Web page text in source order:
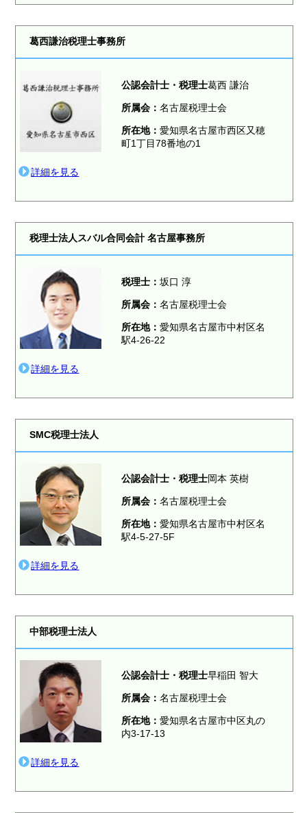
葛西謙治税理士事務所
詳細を見る
公認会計士・税理士葛西 謙治
所属会：名古屋税理士会
所在地：愛知県名古屋市西区又穂
町1丁目78番地の1
税理士法人スバル合同会計 名古屋事務所
詳細を見る
税理士 ：坂口 淳
所属会：名古屋税理士会
所在地：愛知県名古屋市中村区名
駅4-26-22
SMC税理士法人
詳細を見る
公認会計士・税理士岡本 英樹
所属会：名古屋税理士会
所在地：愛知県名古屋市中村区名
駅4-5-27-5F
中部税理士法人
詳細を見る
公認会計士・税理士早稲田 智大
所属会：名古屋税理士会
所在地：愛知県名古屋市中区丸の
内3-17-13